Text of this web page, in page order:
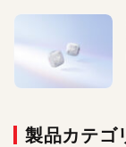
製品カテゴ